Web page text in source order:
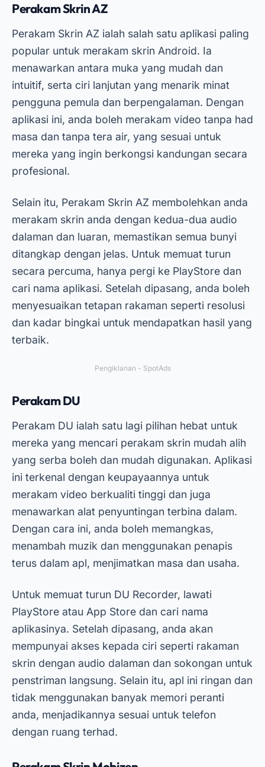
Perakam Skrin AZ
Perakam Skrin AZ ialah salah satu aplikasi paling
popular untuk merakam skrin Android. Ia
menawarkan antara muka yang mudah dan
intuitif, serta ciri lanjutan yang menarik minat
pengguna pemula dan berpengalaman. Dengan
aplikasi ini, anda boleh merakam video tanpa had
masa dan tanpa tera air, yang sesuai untuk
mereka yang ingin berkongsi kandungan secara
profesional.
Selain itu, Perakam Skrin AZ membolehkan anda
merakam skrin anda dengan kedua-dua audio
dalaman dan luaran, memastikan semua bunyi
ditangkap dengan jelas. Untuk memuat turun
secara percuma, hanya pergi ke PlayStore dan
cari nama aplikasi. Setelah dipasang, anda boleh
menyesuaikan tetapan rakaman seperti resolusi
dan kadar bingkai untuk mendapatkan hasil yang
terbaik.
Pengiklanan - SpotAds
Perakam DU
Perakam DU ialah satu lagi pilihan hebat untuk
mereka yang mencari perakam skrin mudah alih
yang serba boleh dan mudah digunakan. Aplikasi
ini terkenal dengan keupayaannya untuk
merakam video berkualiti tinggi dan juga
menawarkan alat penyuntingan terbina dalam.
Dengan cara ini, anda boleh memangkas,
menambah muzik dan menggunakan penapis
terus dalam apl, menjimatkan masa dan usaha.
Untuk memuat turun DU Recorder, lawati
PlayStore atau App Store dan cari nama
aplikasinya. Setelah dipasang, anda akan
mempunyai akses kepada ciri seperti rakaman
skrin dengan audio dalaman dan sokongan untuk
penstriman langsung. Selain itu, apl ini ringan dan
tidak menggunakan banyak memori peranti
anda, menjadikannya sesuai untuk telefon
dengan ruang terhad.